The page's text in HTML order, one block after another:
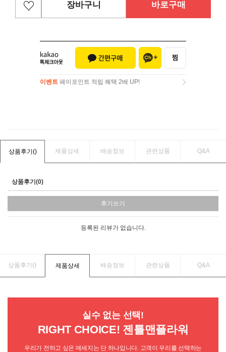
장바구니 바로구매
이벤트 페이포인트 적립 혜택 2배 UP!
상품후기() 제품상세 배송정보 관련상품 Q&A
상품후기(0)
후기쓰기
등록된 리뷰가 없습니다.
상품후기() 제품상세 배송정보 관련상품 Q&A
실수 없는 선택!
RIGHT CHOICE! 젠틀맨플라워
우리가 전하고 싶은 메세지는 단 하나입니다. 고객이 우리를 선택하는